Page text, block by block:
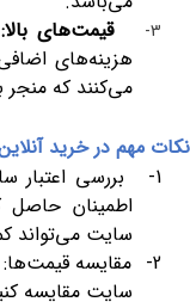
3- قیمت‌های بالا:
هزینه‌های
می‌کنند که
نکات مهم در خرید
1-
بررسی اعتبار
اطمینان حاصل
سایت می‌تواند
2-
مقایسه
سایت مقایسه